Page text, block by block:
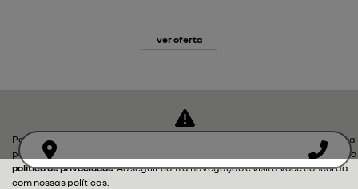
ver oferta
Para otimizar sua experiência durante a navegação, fazemos uso de nossa
política de cookies e para proteger seus dados pessoais respeitamos nossa
política de privacidade. Ao seguir com a navegação e visita você concorda
com nossas políticas.